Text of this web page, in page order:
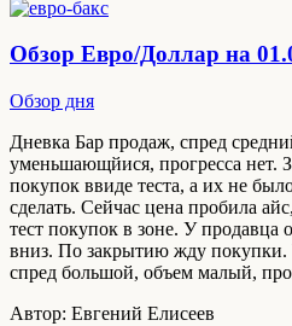
Обзор Евро/Доллар на
Обзор дня
Дневка Бар продаж, спред
уменьшающйися, прогресса нет.
покупок ввиде теста, а их не
сделать. Сейчас цена пробила
тест покупок в зоне. У продавца
вниз. По закрытию жду покупки.
спред большой, объем малый,
Автор: Евгений Елисеев